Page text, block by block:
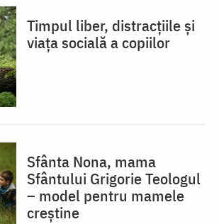
Timpul liber, distracțiile și
viața socială a copiilor
Sfânta Nona, mama
Sfântului Grigorie Teologul
– model pentru mamele
creștine